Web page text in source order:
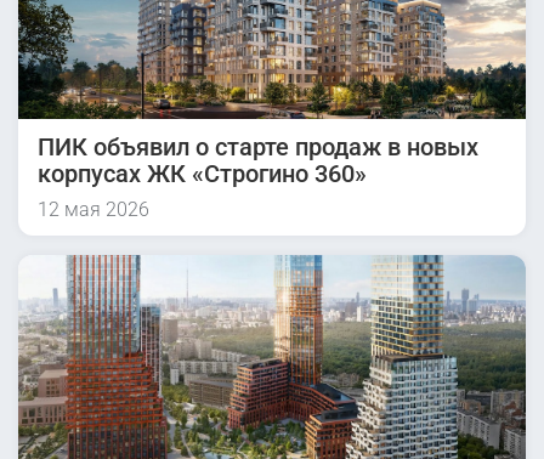
ПИК объявил о старте продаж в новых
корпусах ЖК «Строгино 360»
12 мая 2026